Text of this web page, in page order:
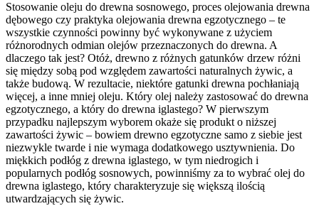
Stosowanie oleju do drewna sosnowego, proces olejowania drewna
dębowego czy praktyka olejowania drewna egzotycznego – te
wszystkie czynności powinny być wykonywane z użyciem
różnorodnych odmian olejów przeznaczonych do drewna. A
dlaczego tak jest? Otóż, drewno z różnych gatunków drzew różni
się między sobą pod względem zawartości naturalnych żywic, a
także budową. W rezultacie, niektóre gatunki drewna pochłaniają
więcej, a inne mniej oleju. Który olej należy zastosować do drewna
egzotycznego, a który do drewna iglastego? W pierwszym
przypadku najlepszym wyborem okaże się produkt o niższej
zawartości żywic – bowiem drewno egzotyczne samo z siebie jest
niezwykle twarde i nie wymaga dodatkowego usztywnienia. Do
miękkich podłóg z drewna iglastego, w tym niedrogich i
popularnych podłóg sosnowych, powinniśmy za to wybrać olej do
drewna iglastego, który charakteryzuje się większą ilością
utwardzających się żywic.